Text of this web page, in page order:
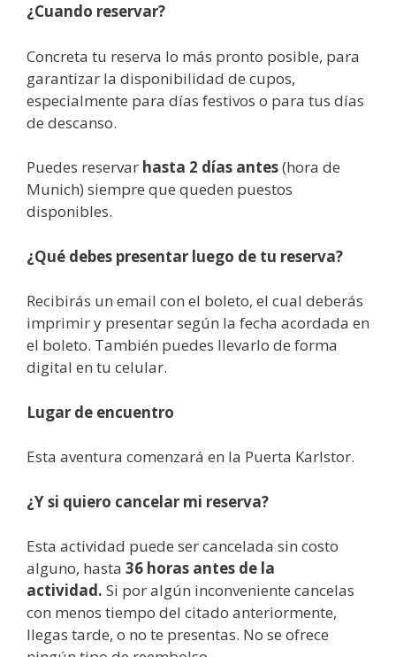
¿Cuando reservar?
Concreta tu reserva lo más pronto posible, para
garantizar la disponibilidad de cupos,
especialmente para días festivos o para tus días
de descanso.
Puedes reservar hasta 2 días antes(hora de
Munich) siempre que queden puestos
disponibles.
¿Qué debes presentar luego de tu reserva?
Recibirás un email con el boleto, el cual deberás
imprimir y presentar según la fecha acordada en
el boleto. También puedes llevarlo de forma
digital en tu celular.
Lugar de encuentro
Esta aventura comenzará en la Puerta Karlstor.
¿Y si quiero cancelar mi reserva?
Esta actividad puede ser cancelada sin costo
alguno, hasta 36 horas antes de la
actividad. Si por algún inconveniente cancelas
con menos tiempo del citado anteriormente,
llegas tarde, o no te presentas. No se ofrece